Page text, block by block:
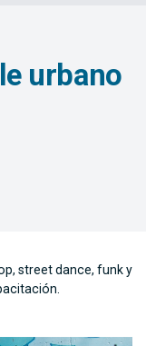
urbano
street dance, funk y